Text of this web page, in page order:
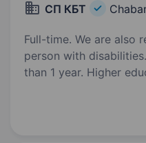
СП КБТ
Full-time. We are also
person with
than 1 year. Higher education.